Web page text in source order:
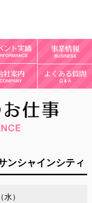
ンシャインシティ
）